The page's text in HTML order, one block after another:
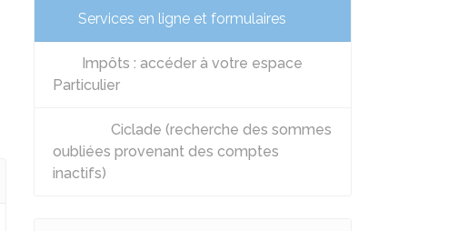
Services en ligne et formulaires
Impôts : accéder à votre espace
Particulier
Ciclade (recherche des sommes
oubliées provenant des comptes
inactifs)